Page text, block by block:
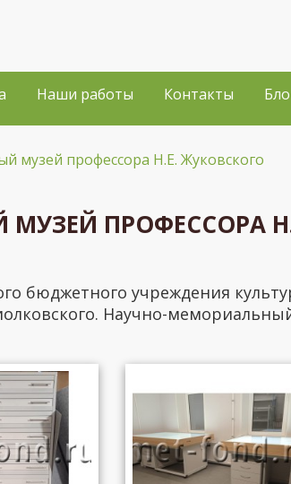
Наши работы Контакты
музей профессора Н.Е. Жуковского
ПРОФЕССОРА
бюджетного учреждения
Научно-